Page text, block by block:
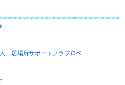
居場所サポートクラブロベ